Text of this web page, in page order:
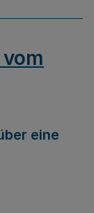
eine